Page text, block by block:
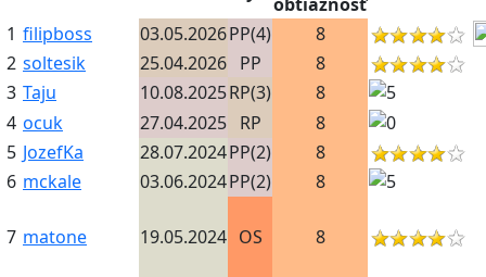
1 filipboss 03.05.2026PP(4)
8
2 soltesik 25.04.2026 PP
8
3 Taju 10.08.2025RP(3)
8
4 ocuk 27.04.2025 RP
8
5 JozefKa 28.07.2024PP(2)
8
6 mckale 03.06.2024PP(2) 8
7 matone 19.05.2024 OS 8